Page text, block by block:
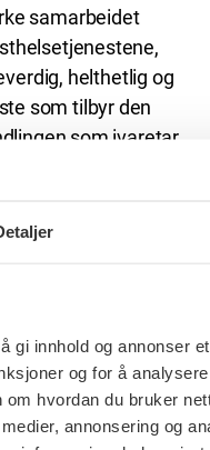
gi innhold og annonser
og for å
hvordan du bruker
annonsering og
samarbeidet
helthetlig og
som tilbyr den
som ivaretar
helse, sier Kvisvik.
blir
En løsning der vi nå
fra straff til
en viktig seier for